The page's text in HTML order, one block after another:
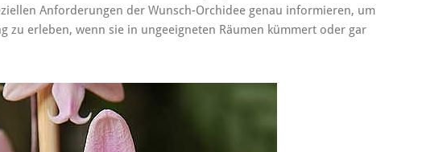
Anforderungen der Wunsch-Orchidee genau informieren, um
zu erleben, wenn sie in ungeeigneten Räumen kümmert oder gar